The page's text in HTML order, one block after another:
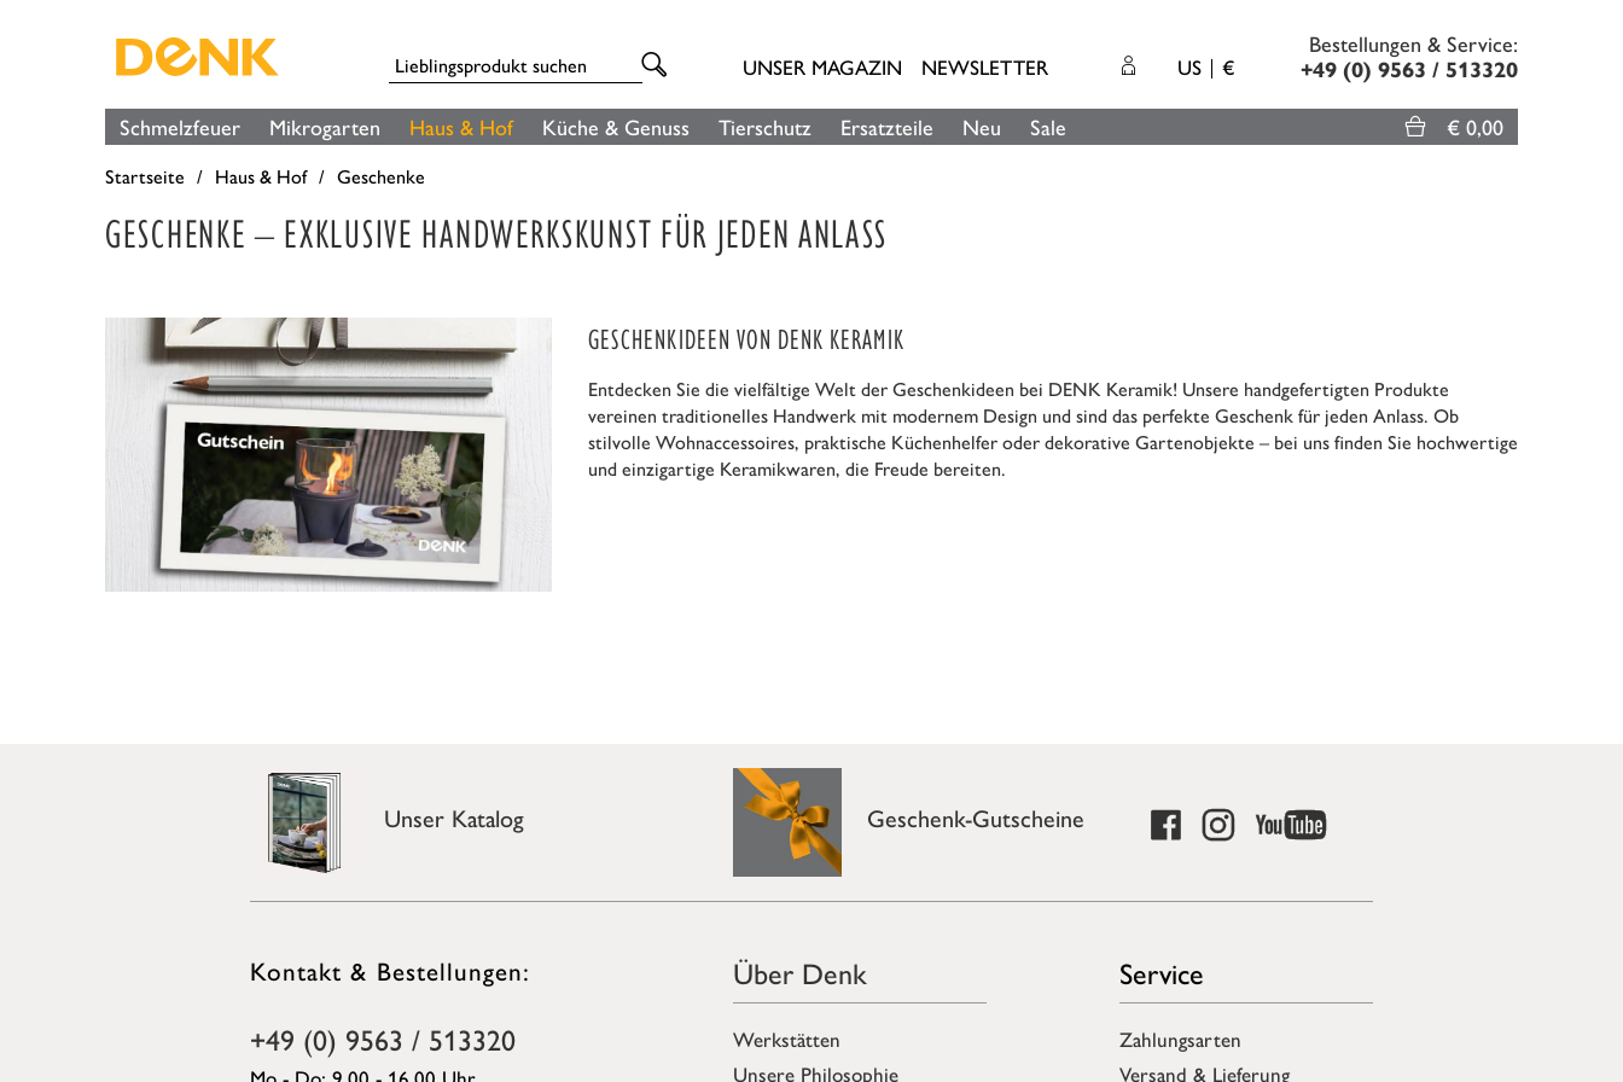
UNSER MAGAZIN NEWSLETTER US €
Bestellungen & Service:
+49 (0) 9563 / 513320
Schmelzfeuer Mikrogarten Haus & Hof Küche & Genuss Tierschutz Ersatzteile Neu Sale € 0,00
Startseite Haus & Hof Geschenke
GESCHENKE – EXKLUSIVE HANDWERKSKUNST FÜR JEDEN ANLASS
GESCHENKIDEEN VON DENK KERAMIK
Entdecken Sie die vielfältige Welt der Geschenkideen bei DENK Keramik! Unsere handgefertigten Produkte
vereinen traditionelles Handwerk mit modernem Design und sind das perfekte Geschenk für jeden Anlass. Ob
stilvolle Wohnaccessoires, praktische Küchenhelfer oder dekorative Gartenobjekte – bei uns finden Sie hochwertige
und einzigartige Keramikwaren, die Freude bereiten.
Unser Katalog Geschenk-Gutscheine
Kontakt & Bestellungen:
+49 (0) 9563 / 513320
Über Denk
Werkstätten
Unsere Philosophie
Service
Zahlungsarten
Versand & Lieferung